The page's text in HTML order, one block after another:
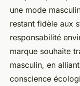
une mode
restant fidèle aux
responsabilité
marque souhaite
masculin, en
conscience